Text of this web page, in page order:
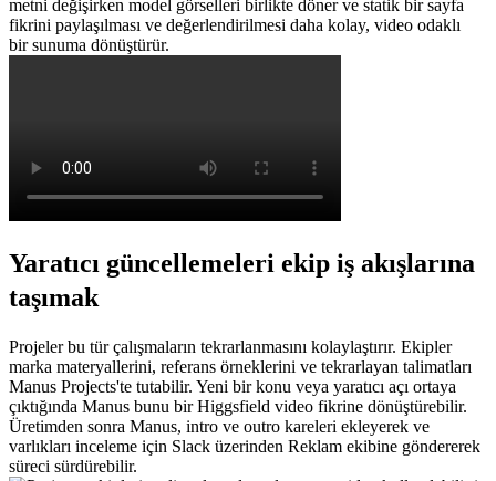
metni değişirken model görselleri birlikte döner ve statik bir sayfa
fikrini paylaşılması ve değerlendirilmesi daha kolay, video odaklı
bir sunuma dönüştürür.
Yaratıcı güncellemeleri ekip iş akışlarına
taşımak
Projeler bu tür çalışmaların tekrarlanmasını kolaylaştırır. Ekipler
marka materyallerini, referans örneklerini ve tekrarlayan talimatları
Manus Projects'te tutabilir. Yeni bir konu veya yaratıcı açı ortaya
çıktığında Manus bunu bir Higgsfield video fikrine dönüştürebilir.
Üretimden sonra Manus, intro ve outro kareleri ekleyerek ve
varlıkları inceleme için Slack üzerinden Reklam ekibine göndererek
süreci sürdürebilir.